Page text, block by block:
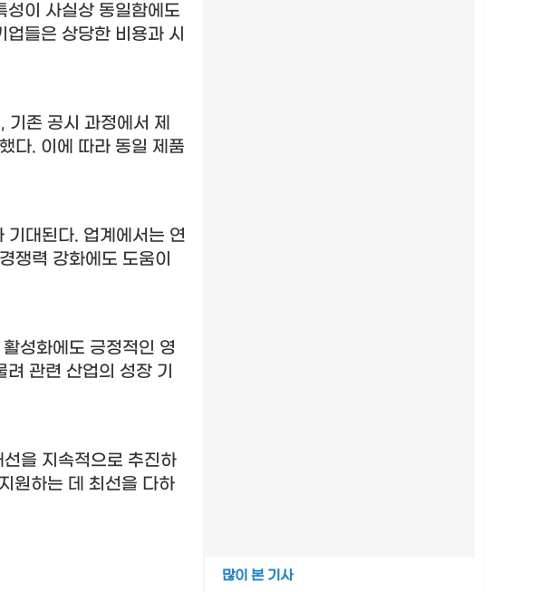
성이 사실상 동일함에도
업들은 상당한 비용과 시
, 기존 공시 과정에서 제
다. 이에 따라 동일 제품
기대된다. 업계에서는 연
쟁력 강화에도 도움이
성화에도 긍정적인 영
관련 산업의 성장 기
을 지속적으로 추진하
원하는 데 최선을 다하
많이 본 기사